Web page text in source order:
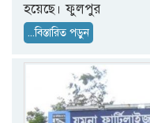
হয়েছে। ​ফুলপুর
...বিস্তারিত পড়ুন